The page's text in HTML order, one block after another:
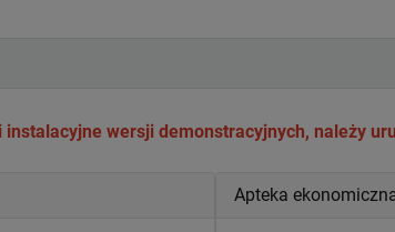
instalacyjne wersji demonstracyjnych, należy
Apteka